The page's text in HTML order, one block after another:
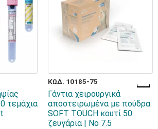
τεμάχια
ΚΩΔ. 10185-75
Γάντια χειρουργικά
αποστειρωμένα με πούδρα
SOFT TOUCH κουτί 50
ζευγάρια | No 7.5